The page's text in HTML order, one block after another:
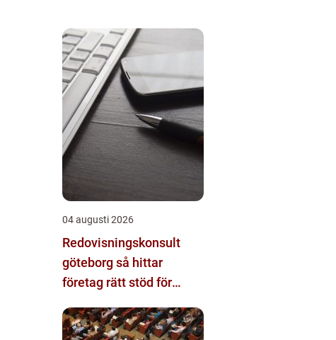
04 augusti 2026
Redovisningskonsult
göteborg så hittar
företag rätt stöd för